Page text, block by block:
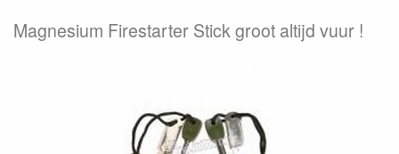
Magnesium Firestarter Stick groot altijd vuur !